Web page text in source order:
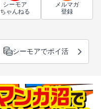
シーモア
ちゃんねる
メルマガ
登録
シーモアでポイ活